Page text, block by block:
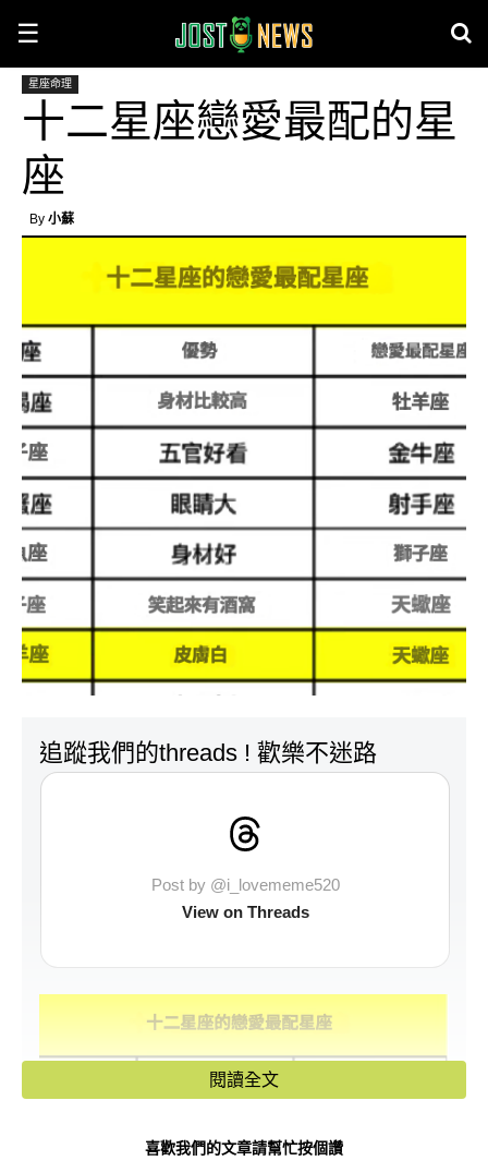
☰
星座命理
十二星座戀愛最配的星
座
By 小蘇
追蹤我們的threads ! 歡樂不迷路
Post by @i_lovememe520
View on Threads
閱讀全文
喜歡我們的文章請幫忙按個讚